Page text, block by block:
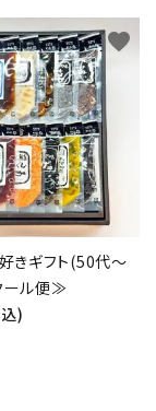
好きギフト(50代～
ール便≫
)
favorite